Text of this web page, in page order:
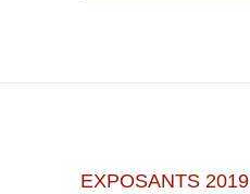
EXPOSANTS 2019